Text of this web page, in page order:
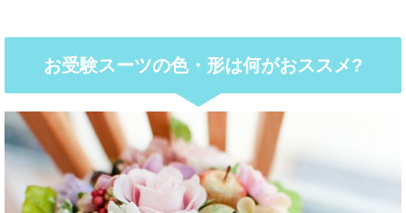
お受験スーツの色・形は何がおススメ?